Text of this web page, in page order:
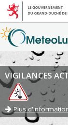
VIGILANCES
Plus